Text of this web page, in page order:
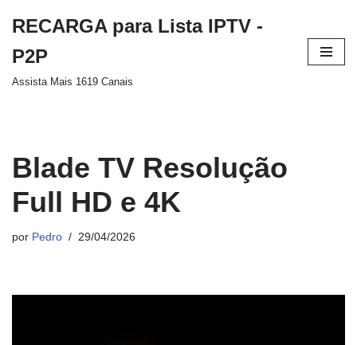
para
o
RECARGA para Lista IPTV -
P2P
Assista Mais 1619 Canais
Blade TV Resolução
Full HD e 4K
por Pedro 29/04/2026